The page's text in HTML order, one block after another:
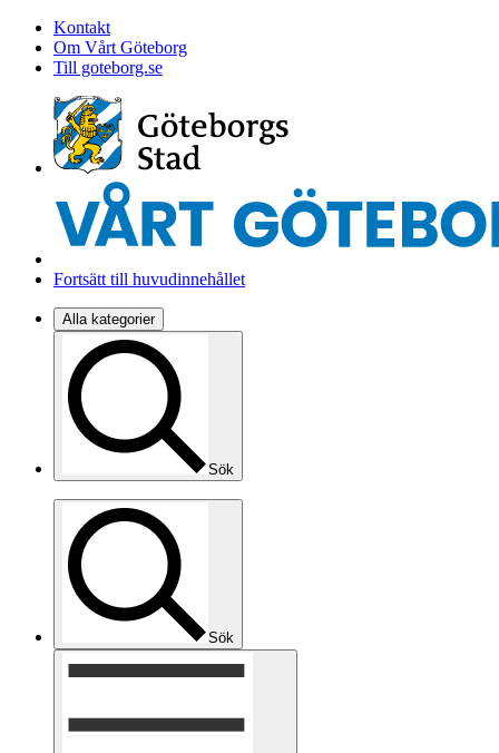
Kontakt
Om Vårt Göteborg
Till goteborg.se
Fortsätt till huvudinnehållet
Alla kategorier
Sök
Sök